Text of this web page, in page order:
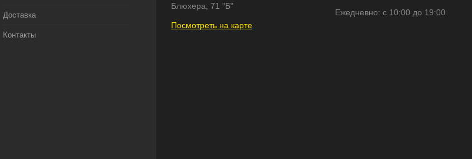
Доставка
Контакты
Блюхера, 71 "Б"
Посмотреть на карте
Ежедневно: с 10:00 до 19:00